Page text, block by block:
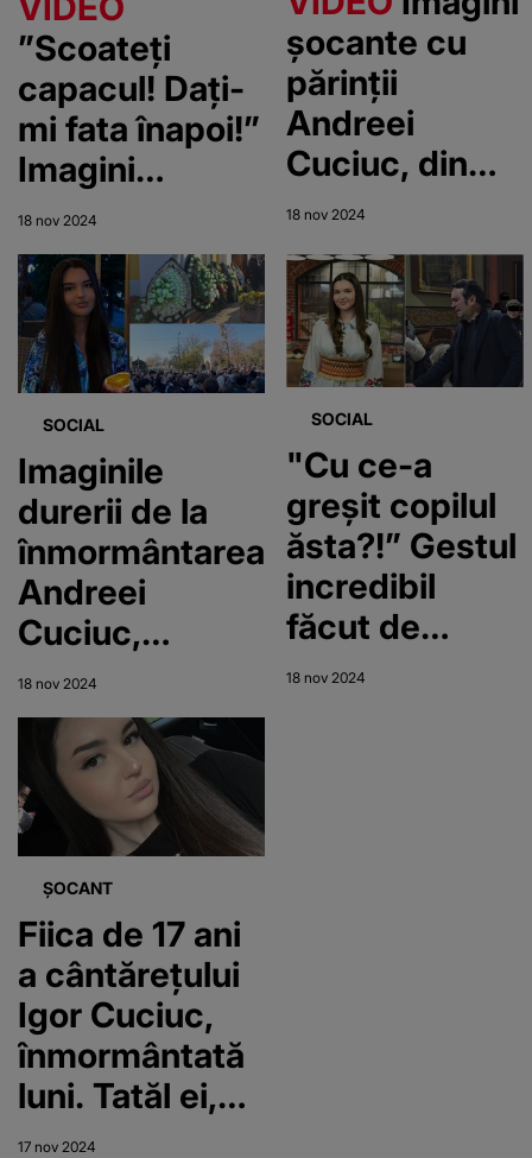
suporta
suferința
este paralizat
de durere
”Scoateți
capacul! Dați-
mi fata înapoi!”
Imagini
zdrobitoare de
la mormântul
Andreei
Cuciuc! Mama
sa a fost
cărată pe
brațe afară din
cimitir
18 nov 2024
șocante cu
părinții
Andreei
Cuciuc, din
timpul slujbei
de
înmormântare!
Artistul, cu
mâinile pe
sicriul fiicei
sale, abia se
mai ține pe
picioare
18 nov 2024
SOCIAL
Imaginile
durerii de la
înmormântarea
Andreei
Cuciuc,
înconjurată de
flori albe! Sute
de oameni
îngenuncheați
de durere au
venit să o
conducă pe
ultimul drum
18 nov 2024
SOCIAL
"Cu ce-a
greșit copilul
ăsta?!” Gestul
incredibil
făcut de
colegii
18 nov 2024
ȘOCANT
Fiica de 17 ani
a cântărețului
Igor Cuciuc,
înmormântată
luni. Tatăl ei,
împietrit:
17 nov 2024